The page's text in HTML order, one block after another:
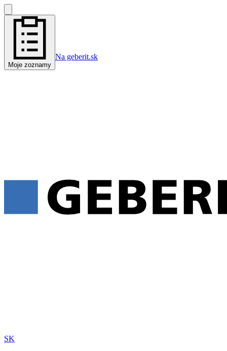
Moje zoznamy
Na geberit.sk
SK